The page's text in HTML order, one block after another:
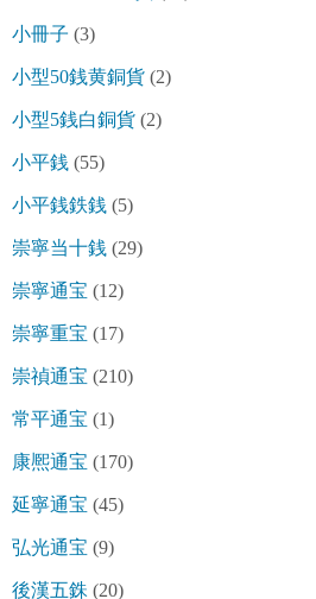
小冊子 (3)
小型50銭黄銅貨 (2)
小型5銭白銅貨 (2)
小平銭 (55)
小平銭鉄銭 (5)
崇寧当十銭 (29)
崇寧通宝 (12)
崇寧重宝 (17)
崇禎通宝 (210)
常平通宝 (1)
康熈通宝 (170)
延寧通宝 (45)
弘光通宝 (9)
後漢五銖 (20)